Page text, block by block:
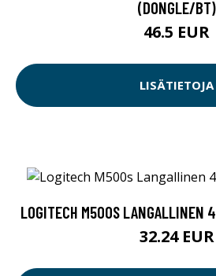
(DONGLE/BT)
46.5 EUR
LISÄTIETOJA
LOGITECH M500S LANGALLINEN
32.24 EUR